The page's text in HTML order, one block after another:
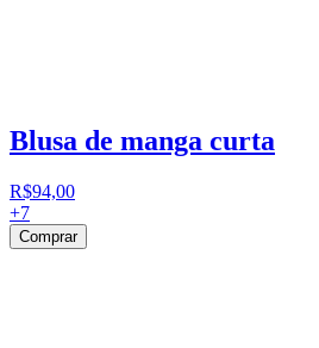
Blusa de manga curta
R$94,00
+7
Comprar